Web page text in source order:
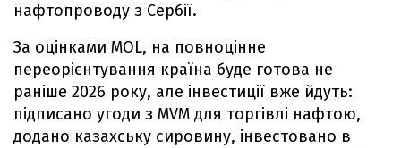
нафтопроводу з Сербії.
За оцінками MOL, на повноцінне
переорієнтування країна буде готова не
раніше 2026 року, але інвестиції вже йдуть:
підписано угоди з MVM для торгівлі нафтою,
додано казахську сировину, інвестовано в